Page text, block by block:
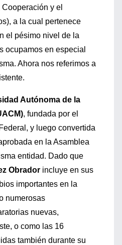
y el
a la cual pertenece
el pésimo nivel de la
ocupamos en especial
Ahora nos referimos a
Autónoma de la
, fundada por el
y luego convertida
en la Asamblea
entidad. Dado que
Obrador incluye en sus
importantes en la
numerosas
nuevas,
o como las 16
también durante su